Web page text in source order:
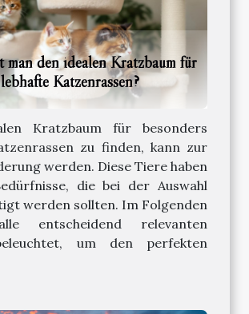
man den idealen Kratzbaum für
lebhafte Katzenrassen?
Kratzbaum für besonders
zu finden, kann zur
werden. Diese Tiere haben
die bei der Auswahl
werden sollten. Im Folgenden
entscheidend relevanten
um den perfekten